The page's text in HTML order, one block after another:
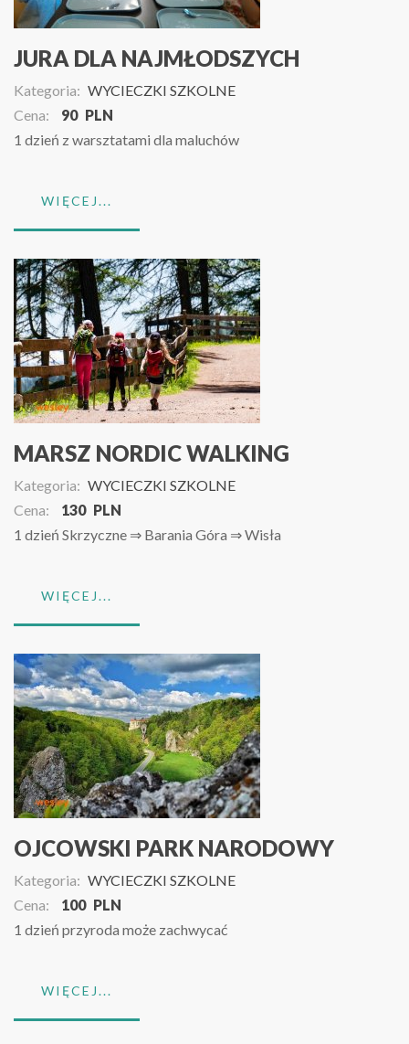
JURA DLA NAJMŁODSZYCH
Kategoria: WYCIECZKI SZKOLNE
Cena:
90 PLN
1 dzień z warsztatami dla maluchów
WIĘCEJ...
MARSZ NORDIC WALKING
Kategoria: WYCIECZKI SZKOLNE
Cena:
130 PLN
1 dzień Skrzyczne ⇒ Barania Góra ⇒ Wisła
WIĘCEJ...
OJCOWSKI PARK NARODOWY
Kategoria: WYCIECZKI SZKOLNE
Cena:
100 PLN
1 dzień przyroda może zachwycać
WIĘCEJ...